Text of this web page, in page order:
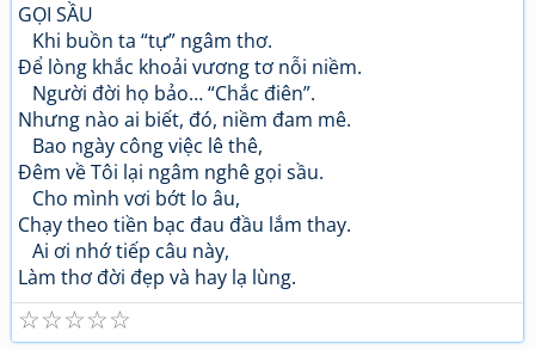
GỌI SẦU
Khi buồn ta “tự” ngâm thơ.
Để lòng khắc khoải vương tơ nỗi niềm.
Người đời họ bảo… “Chắc điên”.
Nhưng nào ai biết, đó, niềm đam mê.
Bao ngày công việc lê thê,
Đêm về Tôi lại ngâm nghê gọi sầu.
Cho mình vơi bớt lo âu,
Chạy theo tiền bạc đau đầu lắm thay.
Ai ơi nhớ tiếp câu này,
Làm thơ đời đẹp và hay lạ lùng.
☆
☆
☆
☆
☆